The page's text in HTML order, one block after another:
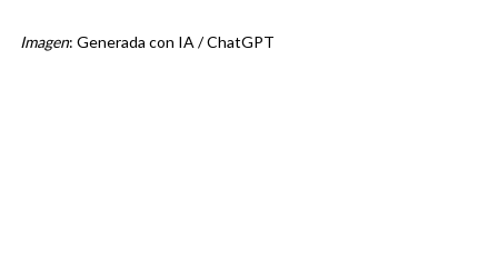
Imagen: Generada con IA / ChatGPT